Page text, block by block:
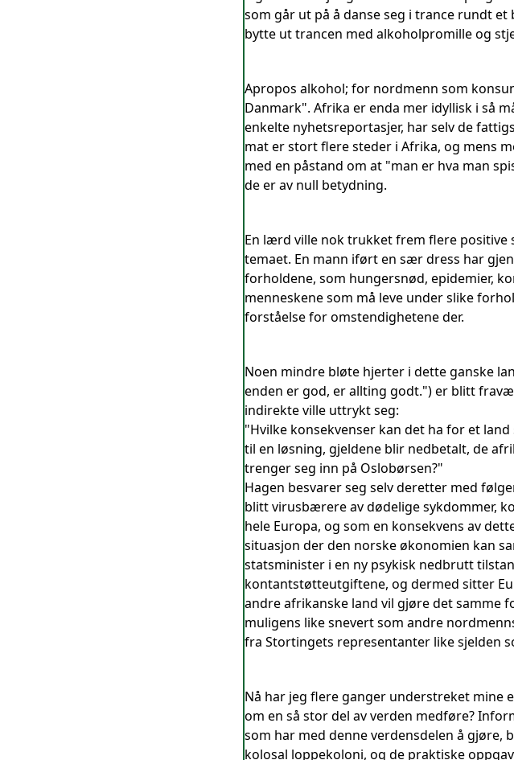
som går ut på å danse seg i trance rundt
bytte ut trancen med alkoholpromille og
Apropos alkohol; for nordmenn som
Danmark". Afrika er enda mer idyllisk i så
enkelte nyhetsreportasjer, har selv de
mat er stort flere steder i Afrika, og mens
med en påstand om at "man er hva man
de er av null betydning.
En lærd ville nok trukket frem flere
temaet. En mann iført en sær dress har
forholdene, som hungersnød, epidemier,
menneskene som må leve under slike
forståelse for omstendighetene der.
Noen mindre bløte hjerter i dette ganske
enden er god, er allting godt.") er blitt
indirekte ville uttrykt seg:
"Hvilke konsekvenser kan det ha for et
til en løsning, gjeldene blir nedbetalt, de
trenger seg inn på Oslobørsen?"
Hagen besvarer seg selv deretter med
blitt virusbærere av dødelige sykdommer,
hele Europa, og som en konsekvens av
situasjon der den norske økonomien kan
statsminister i en ny psykisk nedbrutt
kontantstøtteutgiftene, og dermed sitter
andre afrikanske land vil gjøre det samme
muligens like snevert som andre
fra Stortingets representanter like sjelden
Nå har jeg flere ganger understreket mine
om en så stor del av verden medføre?
som har med denne verdensdelen å
kolosal loppekoloni, og de praktiske